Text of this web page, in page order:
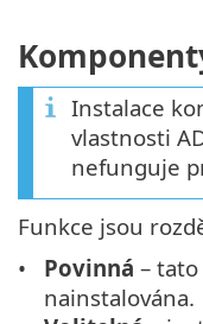
Instalace
vlastnosti
nefunguje
Funkce jsou
Povinná –
nainstalována.